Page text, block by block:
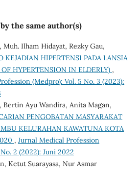
the same author(s)
Muh. Ilham Hidayat, Rezky Gau,
KEJADIAN HIPERTENSI PADA LANSIA
OF HYPERTENSION IN ELDERLY) ,
(Medpro): Vol. 5 No. 3 (2023):
Bertin Ayu Wandira, Anita Magan,
PENGOBATAN MASYARAKAT
KELURAHAN KAWATUNA KOTA
, Jurnal Medical Profession
2 (2022): Juni 2022
Ketut Suarayasa, Nur Asmar